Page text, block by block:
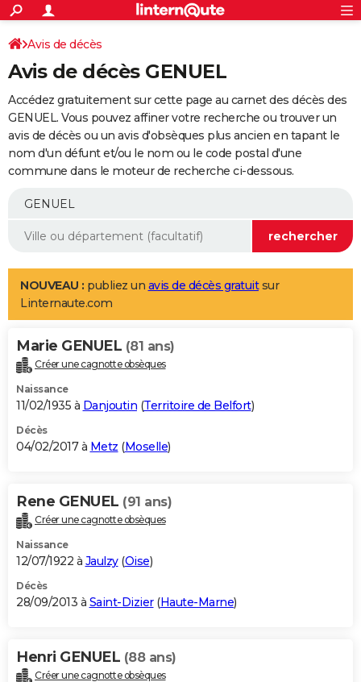
ACTUALITÉS
Politique
Société
Faits Divers
Education
Monde
Villes
+
SPORT
Coupe du monde 2026
Football
Tennis
Cyclisme
Rugby
Forum
Programme TV
TNT
Streaming
Cinéma
Sorties cinéma
Musique
+
FINANCE
Retraite
Epargne
Immobilier
Risques naturels par ville
Banque
Assurance
AUTO
Essais
Réserver un essai
Citadines
Berlines
SUV
Forum auto
+
Mobiles
Meilleur smartphone
Internet
Ordinateurs
Jeux vidéo
Guide high-tech
Aménagement intérieur
LIFESTYLE
Art de vivre
Bien-être
Loisirs
Mode
Modes de vie
Alimentation
Guide de la santé
Maladies
Médicaments
Sommeil
VOYAGE
Destinations
City break
Voyage nature
Voyage de noces
Forum
Climat
+PHOTO
GUIDES D'ACHAT
BONS PLANS
Carte de Noël
Carte Bonne année
Carte Saint-Valentin
Carte Pâques
Carte d'anniversaire
DICTIONNAIRE
Dictionnaire
Biographies
Citations
Expressions
Proverbes
PROGRAMME TV
S'inscrire
Se connecter
Lycées
Collèges
Primaires
Universités
Entreprises
Service militaire
Avis de recherche
AVIS DE DÉCÈS
Bricolage
Lifestyle
Culture
Sport
Auto
Television
Voyage
Cinema
Avis de décès
Avis de décès GENUEL
Accédez gratuitement sur cette page au carnet des décès des
GENUEL. Vous pouvez affiner votre recherche ou trouver un
avis de décès ou un avis d'obsèques plus ancien en tapant le
nom d'un défunt et/ou le nom ou le code postal d'une
commune dans le moteur de recherche ci-dessous.
NOUVEAU : publiez un avis de décès gratuitsur
Linternaute.com
Marie GENUEL (81 ans)
Créer une cagnotte obsèques
Naissance
11/02/1935 à Danjoutin (Territoire de Belfort)
Décès
04/02/2017 à Metz (Moselle)
Rene GENUEL (91 ans)
Créer une cagnotte obsèques
Naissance
12/07/1922 à Jaulzy(Oise)
Décès
28/09/2013 à Saint-Dizier(Haute-Marne)
Henri GENUEL (88 ans)
Créer une cagnotte obsèques